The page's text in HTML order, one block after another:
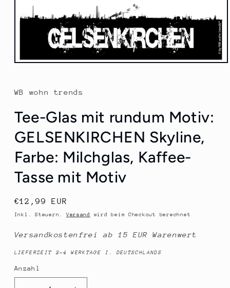
Medien
Modal
öffnen
WB wohn trends
Tee-Glas mit rundum Motiv:
GELSENKIRCHEN Skyline,
Farbe: Milchglas, Kaffee-
Tasse mit Motiv
Normaler
Preis
€12,99 EUR
Inkl. Steuern.Versand wird beim Checkout berechnet
Versandkostenfrei ab 15 EUR Warenwert
LIEFERZEIT 2-4 WERKTAGE I. DEUTSCHLANDS
Anzahl
Anzahl